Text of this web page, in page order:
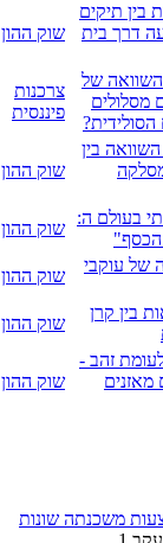
בין תיקים
דרך בית
שוק ההון
השוואה של
מסלולים
צרכנות
פיננסית
בין
שוק ההון
בעולם ה:
הכסף"
שוק ההון
של עוקבי
שוק ההון
בין קרן
שוק ההון
זהב -
מאזנים
שוק ההון
משכנתה שונות